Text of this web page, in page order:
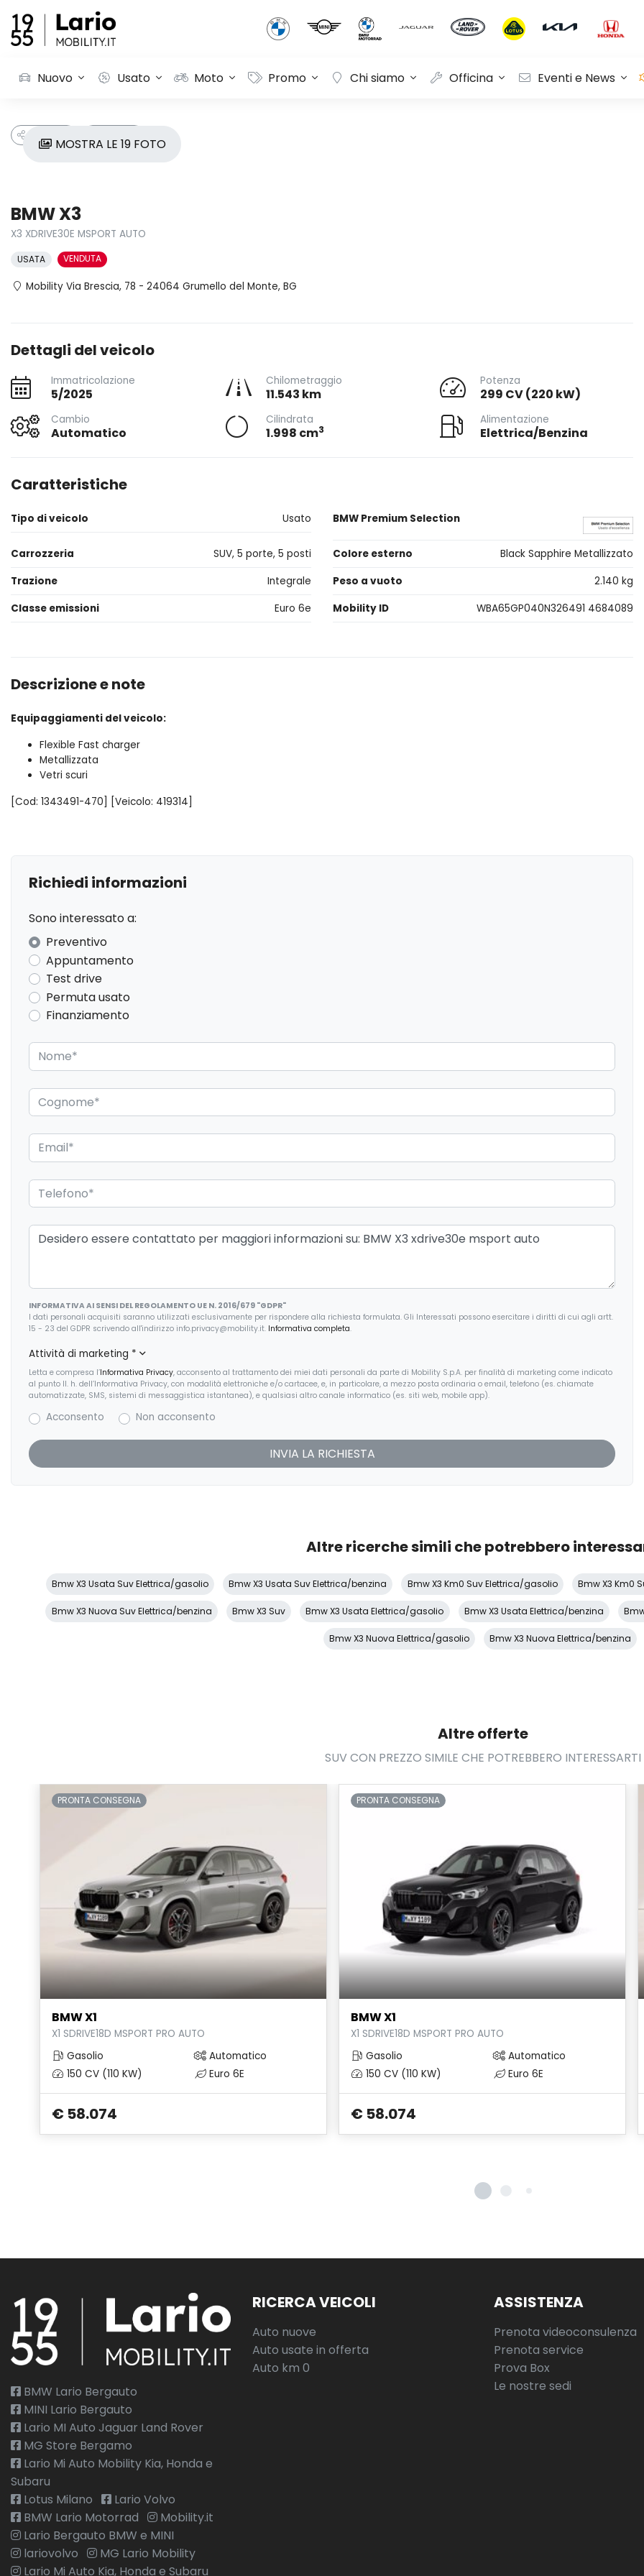
Nuovo Usato Moto Promo Chi siamo Officina Eventi e News
MOSTRA LE 19 FOTO
BMW X3
X3 XDRIVE30E MSPORT AUTO
USATA VENDUTA
Mobility Via Brescia, 78 - 24064 Grumello del Monte, BG
Dettagli del veicolo
Immatricolazione
5/2025
Chilometraggio
11.543 km
Potenza
299 CV (220 kW)
Cambio
Automatico
Cilindrata
1.998 cm3
Alimentazione
Elettrica/Benzina
Caratteristiche
Tipo di veicolo Usato BMW Premium Selection
Carrozzeria SUV, 5 porte, 5 posti Colore esterno
Black Sapphire Metallizzato
Trazione
Integrale Peso a vuoto
2.140 kg
Classe emissioni
Euro 6e Mobility ID WBA65GP040N326491 4684089
Descrizione e note
Equipaggiamenti del veicolo:
Flexible Fast charger
Metallizzata
Vetri scuri
[Cod: 1343491-470] [Veicolo: 419314]
Richiedi informazioni
Sono interessato a:
Preventivo
Appuntamento
Test drive
Permuta usato
Finanziamento
INFORMATIVA AI SENSI DEL REGOLAMENTO UE N. 2016/679 "GDPR"
I dati personali acquisiti saranno utilizzati esclusivamente per rispondere alla richiesta formulata. Gli Interessati possono esercitare i diritti di cui agli artt.
15 - 23 del GDPR scrivendo all'indirizzo info.privacy@mobility.it. Informativa completa.
Attività di marketing *
Letta e compresa l’Informativa Privacy, acconsento al trattamento dei miei dati personali da parte di Mobility S.p.A. per finalità di marketing come indicato
al punto II. h. dell’Informativa Privacy, con modalità elettroniche e/o cartacee, e, in particolare, a mezzo posta ordinaria o email, telefono (es. chiamate
automatizzate, SMS, sistemi di messaggistica istantanea), e qualsiasi altro canale informatico (es. siti web, mobile app).
Acconsento Non acconsento
Altre ricerche simili che potrebbero
Bmw X3 Usata Suv Elettrica/gasolio Bmw X3 Usata Suv Elettrica/benzina Bmw X3 Km0 Suv Elettrica/gasolio Bmw X3 Km0
Bmw X3 Nuova Suv Elettrica/benzina Bmw X3 Suv Bmw X3 Usata Elettrica/gasolio Bmw X3 Usata Elettrica/benzina
Bmw X3 Nuova Elettrica/gasolio Bmw X3 Nuova Elettrica/benzina
Altre offerte
SUV CON PREZZO SIMILE CHE POTREBBERO INTERESSARTI
PRONTA CONSEGNA
BMW X1
X1 SDRIVE18D MSPORT PRO AUTO
Gasolio
Automatico
150 CV (110 KW)
Euro 6E
€ 58.074
PRONTA CONSEGNA
BMW X1
X1 SDRIVE18D MSPORT PRO AUTO
Gasolio
Automatico
150 CV (110 KW)
Euro 6E
€ 58.074
BMW Lario Bergauto
MINI Lario Bergauto
Lario MI Auto Jaguar Land Rover
MG Store Bergamo
Lario Mi Auto Mobility Kia, Honda e
Subaru
Lotus Milano
Lario Volvo
BMW Lario Motorrad
Mobility.it
Lario Bergauto BMW e MINI
lariovolvo
MG Lario Mobility
Lario Mi Auto Kia, Honda e Subaru
RICERCA VEICOLI
Auto nuove
Auto usate in offerta
Auto km 0
ASSISTENZA
Prenota videoconsulenza
Prenota service
Prova Box
Le nostre sedi